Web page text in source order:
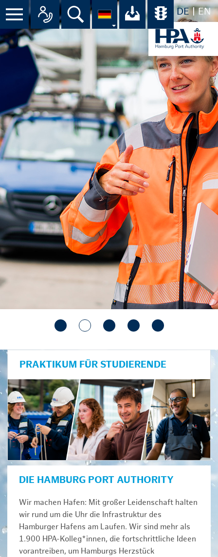
DE EN
Menü Alle Ansprechpartner im
Suche Ihr Download-
PRAKTIKUM FÜR STUDIERENDE
DIE HAMBURG PORT AUTHORITY
Wir machen Hafen: Mit großer Leidenschaft halten
wir rund um die Uhr die Infrastruktur des
Hamburger Hafens am Laufen. Wir sind mehr als
1.900 HPA-Kolleg*innen, die fortschrittliche Ideen
vorantreiben, um Hamburgs Herzstück